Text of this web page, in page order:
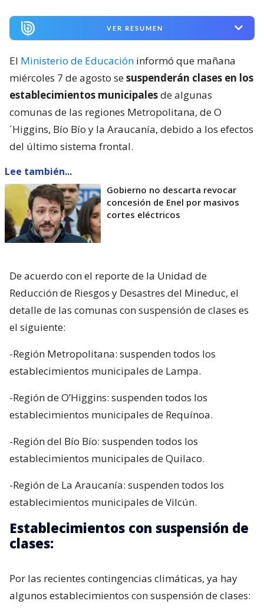
VER RESUMEN
El Ministerio de Educación informó que mañana
miércoles 7 de agosto sesuspenderán clases en los
establecimientos municipalesde algunas
comunas de las regiones Metropolitana, de O
´Higgins, Bío Bío y la Araucanía, debido a los efectos
del último sistema frontal.
Lee también...
Gobierno no descarta revocar
concesión de Enel por masivos
cortes eléctricos
De acuerdo con el reporte de la Unidad de
Reducción de Riesgos y Desastres del Mineduc, el
detalle de las comunas con suspensión de clases es
el siguiente:
-Región Metropolitana: suspenden todos los
establecimientos municipales de Lampa.
-Región de O’Higgins: suspenden todos los
establecimientos municipales de Requínoa.
-Región del Bío Bío: suspenden todos los
establecimientos municipales de Quilaco.
-Región de La Araucanía: suspenden todos los
establecimientos municipales de Vilcún.
Establecimientos con suspensión de
clases:
Por las recientes contingencias climáticas, ya hay
algunos establecimientos con suspensión de clases: